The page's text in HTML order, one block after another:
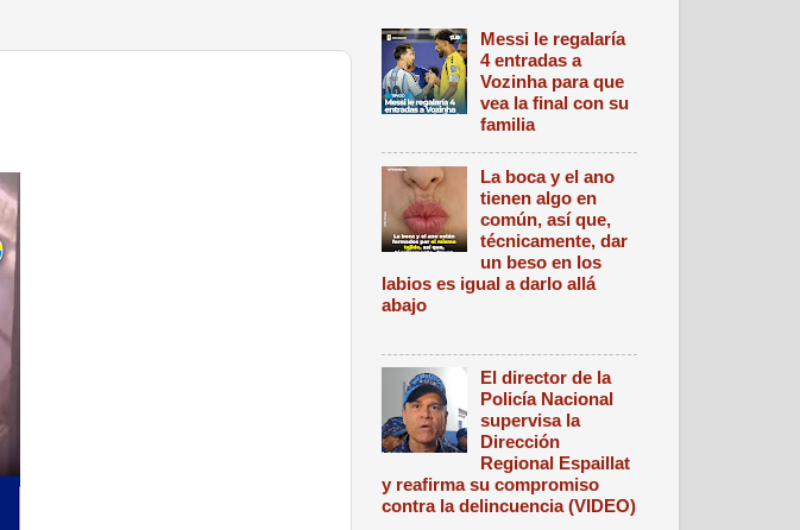
Messi le regalaría
4 entradas a
Vozinha para que
vea la final con su
familia
La boca y el ano
tienen algo en
común, así que,
técnicamente, dar
un beso en los
labios es igual a darlo allá
abajo
El director de la
Policía Nacional
supervisa la
Dirección
Regional Espaillat
y reafirma su compromiso
contra la delincuencia (VIDEO)